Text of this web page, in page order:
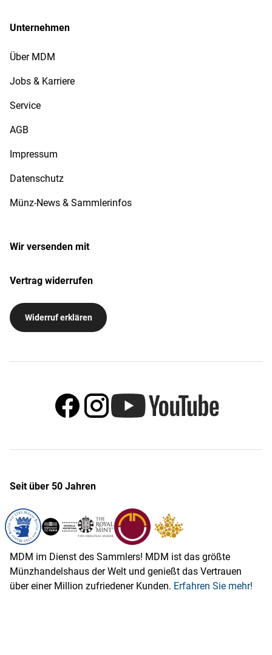
Unternehmen
Über MDM
Jobs & Karriere
Service
AGB
Impressum
Datenschutz
Münz-News & Sammlerinfos
Wir versenden mit
Vertrag widerrufen
Widerruf erklären
Seit über 50 Jahren
MDM im Dienst des Sammlers! MDM ist das größte
Münzhandelshaus der Welt und genießt das Vertrauen
über einer Million zufriedener Kunden. Erfahren Sie mehr!